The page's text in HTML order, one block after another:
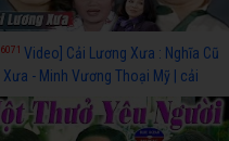
6071 Video] Cải Lương Xưa : Nghĩa Cũ
Xưa - Minh Vương Thoại Mỹ | cải
xã hội hay nhất